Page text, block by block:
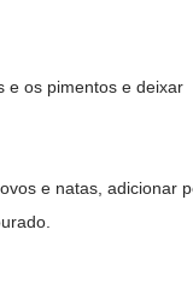
e os pimentos e deixar
e natas, adicionar